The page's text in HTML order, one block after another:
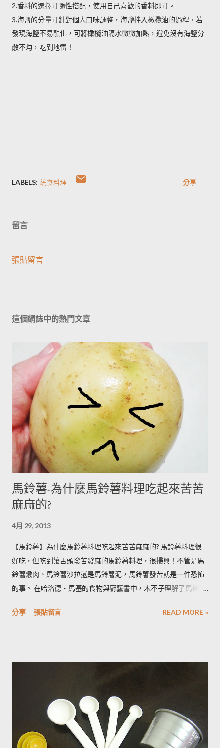
2.香料的選擇可隨性搭配，使用自己喜歡的香料即可。
3.海鹽的分量可針對個人口味調整，海鹽拌入橄欖油的過程，若
發現海鹽不易融化，可將橄欖油隔水微微加熱，避免沒有海鹽分
散不均，吃到地雷！
LABELS: 蔬食料理 分享
留言
張貼留言
這個網誌中的熱門文章
馬鈴薯-為什麼馬鈴薯料理吃起來苦苦
麻麻的?
4月 29, 2013
【馬鈴薯】為什麼馬鈴薯料理吃起來苦苦麻麻的? 馬鈴薯料理很
好吃，但吃到讓舌頭發苦發麻的馬鈴薯料理，很掃興！不管是馬
鈴薯燉肉、馬鈴薯沙拉還是馬鈴薯泥，馬鈴薯發苦就是一件恐怖
的事。 在哈洛德‧馬基的食物與廚藝書中，木不子理解了馬鈴薯
房知識！ ◆ 馬鈴薯有苦味正常嗎？ 正常。馬鈴薯以含有大量茄
曝曬容易讓生物鹼含量增加，苦味也會變得明顯。由於光線同時
含量超標的跡象。 此外在壓力環境下生長與光線曝曬環境，都可
能引起生物鹼含量倍增，甚至到正常量(每100公克馬鈴薯含2~15
毫克生物鹼)的三倍。 (書中提到的壓力環境下生長，木不子不是
很了解壓力環境的定義，歡迎有種植經驗的朋友分享。) ◆ 馬鈴
分享 張貼留言 READ MORE »